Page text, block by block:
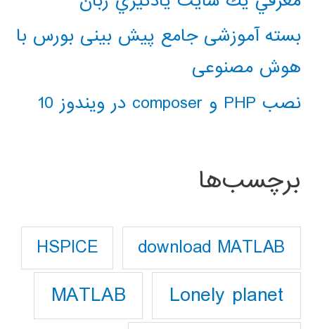
بسته آموزشی جامع پیش بینی بورس با
هوش مصنوعی
نصب PHP و composer در ویندوز 10
برچسب‌ها
download MATLAB
HSPICE
Lonely planet
MATLAB